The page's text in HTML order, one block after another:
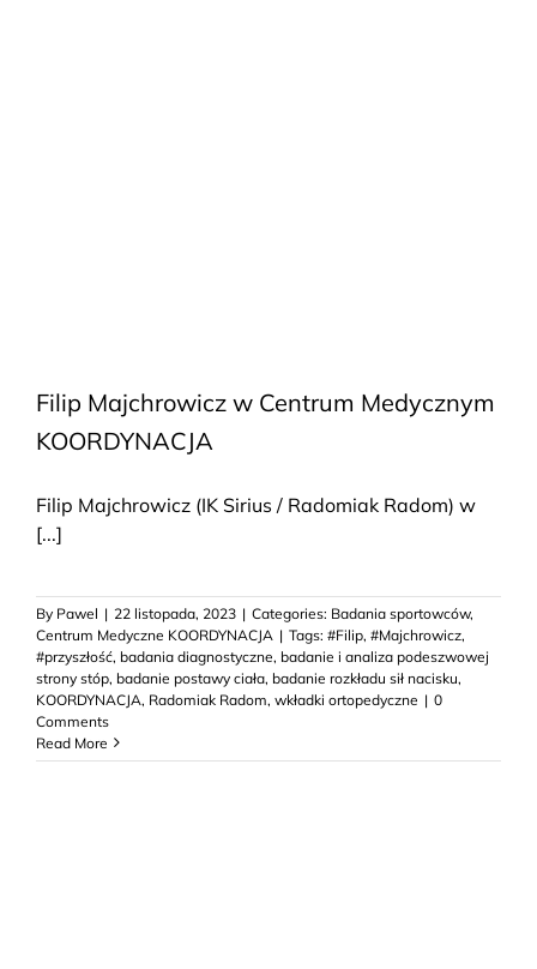
Filip Majchrowicz w Centrum Medycznym
KOORDYNACJA
Filip Majchrowicz (IK Sirius / Radomiak Radom) w
[...]
By Pawel | 22 listopada, 2023 | Categories: Badania sportowców,
Centrum Medyczne KOORDYNACJA | Tags: #Filip, #Majchrowicz,
#przyszłość, badania diagnostyczne, badanie i analiza podeszwowej
strony stóp, badanie postawy ciała, badanie rozkładu sił nacisku,
KOORDYNACJA, Radomiak Radom, wkładki ortopedyczne | 0
Comments
Read More